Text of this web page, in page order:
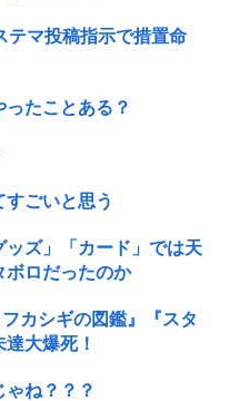
テマ投稿指示で措置命
たことある？
ごいと思う
ズ」「カード」では天
ボロだったのか
カシギの図鑑』『スタ
大爆死！
ね？？？